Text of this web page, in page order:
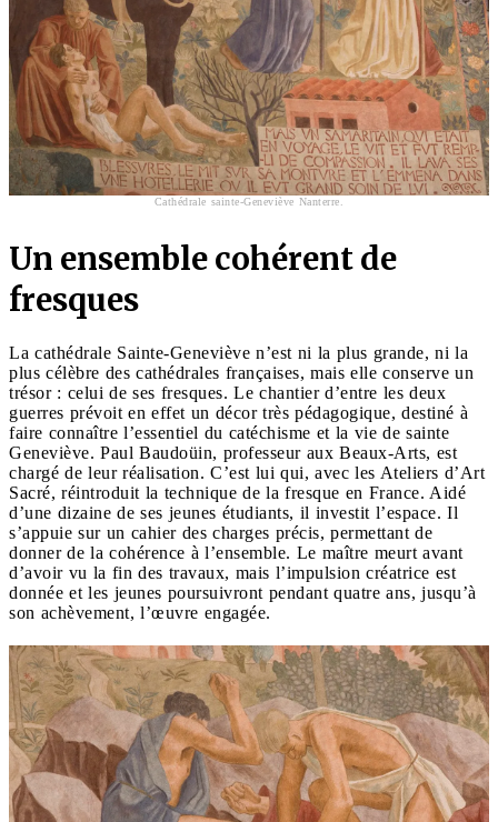
Cathédrale sainte-Geneviève Nanterre.
Un ensemble cohérent de
fresques
La cathédrale Sainte-Geneviève n’est ni la plus grande, ni la
plus célèbre des cathédrales françaises, mais elle conserve un
trésor : celui de ses fresques. Le chantier d’entre les deux
guerres prévoit en effet un décor très pédagogique, destiné à
faire connaître l’essentiel du catéchisme et la vie de sainte
Geneviève. Paul Baudoüin, professeur aux Beaux-Arts, est
chargé de leur réalisation. C’est lui qui, avec les Ateliers d’Art
Sacré, réintroduit la technique de la fresque en France. Aidé
d’une dizaine de ses jeunes étudiants, il investit l’espace. Il
s’appuie sur un cahier des charges précis, permettant de
donner de la cohérence à l’ensemble. Le maître meurt avant
d’avoir vu la fin des travaux, mais l’impulsion créatrice est
donnée et les jeunes poursuivront pendant quatre ans, jusqu’à
son achèvement, l’œuvre engagée.